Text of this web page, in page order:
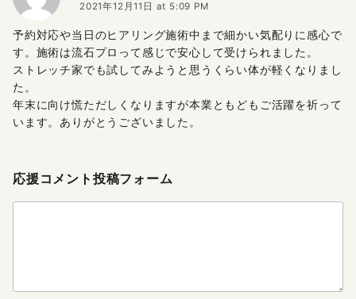
2021年12月11日 at 5:09 PM
予約対応や当日のヒアリング施術中まで細かい気配りに感心で
す。施術は流石プロって感じで安心して受けられました。
ストレッチ家でも試してみようと思うくらい体が軽くなりまし
た。
年末に向け慌ただしくなりますが本業ともどもご活躍を祈って
います。ありがとうございました。
応援コメント投稿フォーム